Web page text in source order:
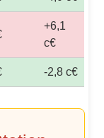
+6,1
c€
-2,8 c€